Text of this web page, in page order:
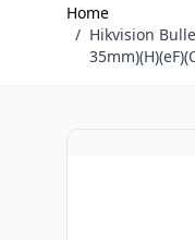
Home
/ Hikvision